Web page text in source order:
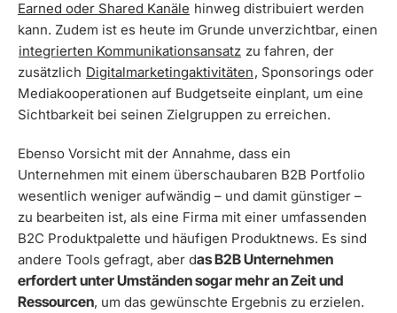
Earned oder Shared Kanäle hinweg distribuiert werden
kann. Zudem ist es heute im Grunde unverzichtbar, einen
integrierten Kommunikationsansatz zu fahren, der
zusätzlich Digitalmarketingaktivitäten, Sponsorings oder
Mediakooperationen auf Budgetseite einplant, um eine
Sichtbarkeit bei seinen Zielgruppen zu erreichen.
Ebenso Vorsicht mit der Annahme, dass ein
Unternehmen mit einem überschaubaren B2B Portfolio
wesentlich weniger aufwändig – und damit günstiger –
zu bearbeiten ist, als eine Firma mit einer umfassenden
B2C Produktpalette und häufigen Produktnews. Es sind
andere Tools gefragt, aber das B2B Unternehmen
erfordert unter Umständen sogar mehr an Zeit und
Ressourcen, um das gewünschte Ergebnis zu erzielen.